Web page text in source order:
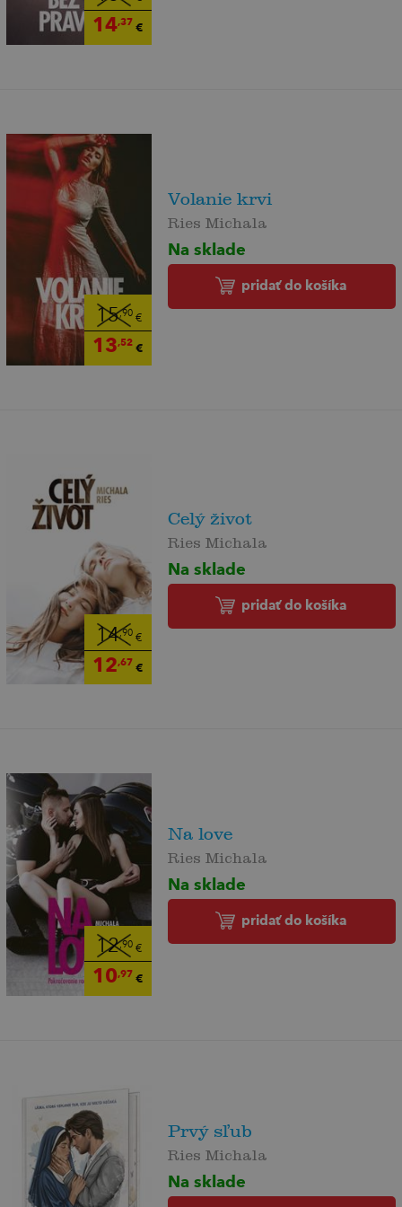
14,37 €
15,90€
13,52€
Volanie krvi
Ries Michala
Na sklade
pridať do košíka
14,90€
12,67 €
Celý život
Ries Michala
Na sklade
pridať do košíka
12,90€
10,97 €
Na love
Ries Michala
Na sklade
pridať do košíka
Prvý sľub
Ries Michala
Na sklade